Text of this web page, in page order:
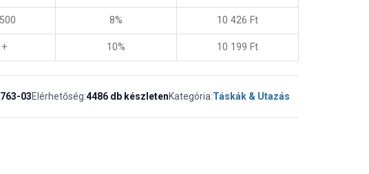
8% 10 426 Ft
10% 10 199 Ft
03Elérhetőség:4486 db készletenKategória:Táskák & Utazás